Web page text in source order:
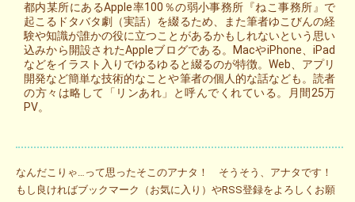
都内某所にあるApple率100％の弱小事務所『ねこ事務所』で
起こるドタバタ劇（実話）を綴るため、また筆者ゆこびんの経
験や知識が誰かの役に立つことがあるかもしれないという思い
込みから開設されたAppleブログである。MacやiPhone、iPad
などをイラスト入りでゆるゆると綴るのが特徴。Web、アプリ
開発など簡単な技術的なことや筆者の個人的な話なども。読者
の方々は略して「リンあれ」と呼んでくれている。月間25万
PV。
なんだこりゃ…って思ったそこのアナタ！ そうそう、アナタです！
もし良ければブックマーク（お気に入り）やRSS登録をよろしくお願